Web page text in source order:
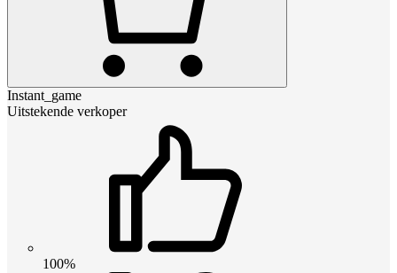
Instant_game
Uitstekende verkoper
100%